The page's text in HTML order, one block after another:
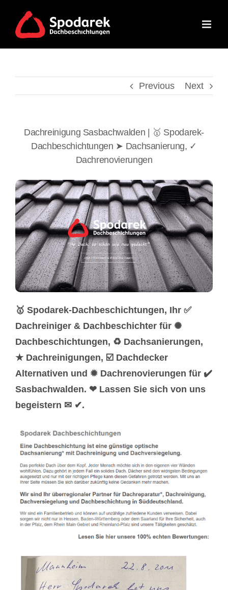
content
Previous Next
Dachreinigung Sasbachwalden | 🥇 Spodarek-
Dachbeschichtungen ➤ Dachsanierung, ✓
Dachrenovierungen
🥇 Spodarek-Dachbeschichtungen, Ihr ✅
Dachreiniger & Dachbeschichter für ✺
Dachbeschichtungen, ♻ Dachsanierungen,
★ Dachreinigungen, ☑️ Dachdecker
Alternativen und ✹ Dachrenovierungen für ✔️
Sasbachwalden. ❤ Lassen Sie sich von uns
begeistern ✉ ✔.